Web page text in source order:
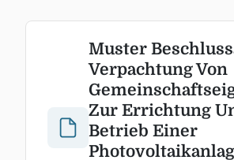
Muster
Verpachtung Von
Zur Errichtung
Betrieb Einer